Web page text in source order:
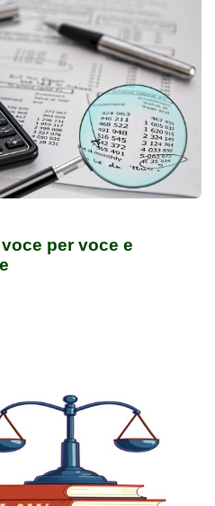
per voce e